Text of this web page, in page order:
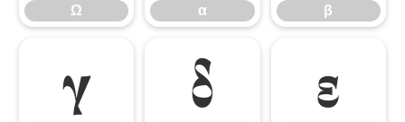
Ω α β
γ δ ε